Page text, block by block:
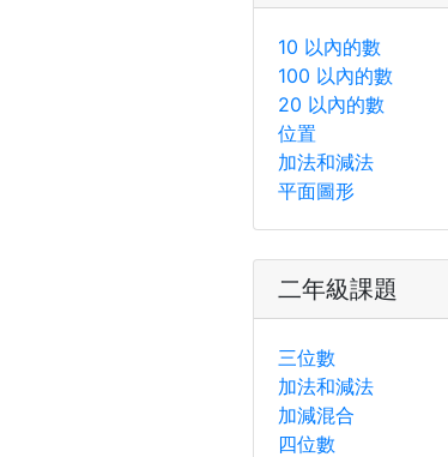
10 以內的數
100 以內的數
20 以內的數
位置
加法和減法
平面圖形
二年級課題
三位數
加法和減法
加減混合
四位數